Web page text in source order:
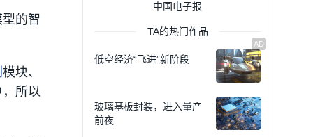
的智
模块、
所以
中国电子报
TA的热门作品
低空经济“飞进”新阶段
玻璃基板封装，进入量产
前夜